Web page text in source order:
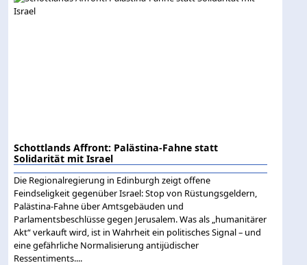
Schottlands Affront: Palästina-Fahne statt
Solidarität mit Israel
Die Regionalregierung in Edinburgh zeigt offene
Feindseligkeit gegenüber Israel: Stop von Rüstungsgeldern,
Palästina-Fahne über Amtsgebäuden und
Parlamentsbeschlüsse gegen Jerusalem. Was als „humanitärer
Akt“ verkauft wird, ist in Wahrheit ein politisches Signal – und
eine gefährliche Normalisierung antijüdischer
Ressentiments....